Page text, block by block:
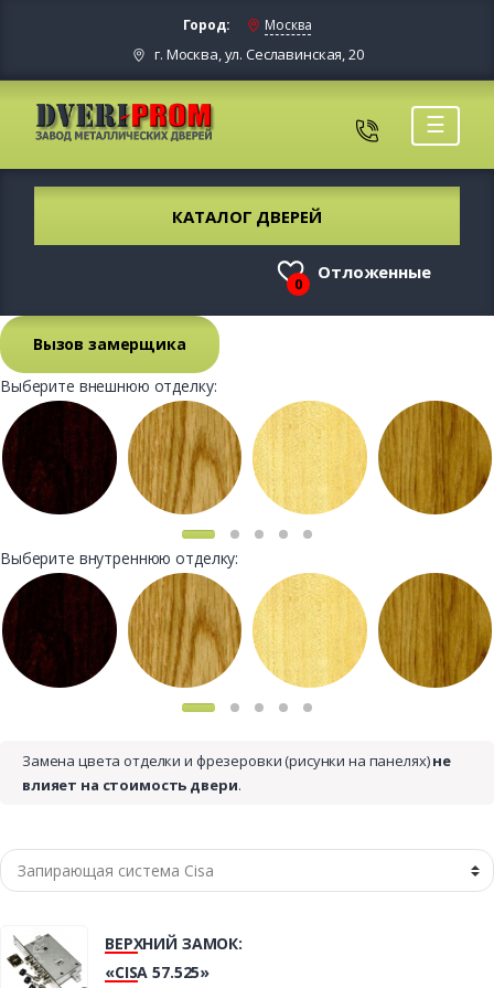
Город: Москва
г. Москва, ул. Сеславинская, 20
☰
КАТАЛОГ ДВЕРЕЙ
0
Отложенные
Вызов замерщика
Выберите внешнюю отделку:
Выберите внутреннюю отделку:
Замена цвета отделки и фрезеровки (рисунки на панелях)не
влияет на стоимость двери.
ВЕРХНИЙ ЗАМОК:
«CISA 57.525»